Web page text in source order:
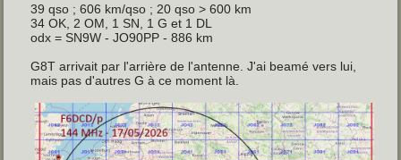
39 qso ; 606 km/qso ; 20 qso > 600 km
34 OK, 2 OM, 1 SN, 1 G et 1 DL
odx = SN9W - JO90PP - 886 km
G8T arrivait par l'arrière de l'antenne. J'ai beamé vers lui,
mais pas d'autres G à ce moment là.